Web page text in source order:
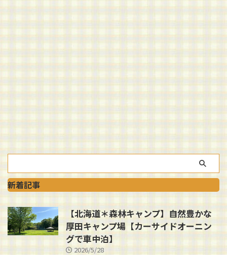
新着記事
【北海道＊森林キャンプ】自然豊かな
厚田キャンプ場【カーサイドオーニン
グで車中泊】
2026/5/28